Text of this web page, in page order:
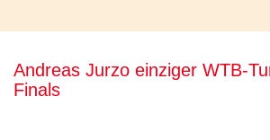
Andreas Jurzo einziger WTB-
Finals